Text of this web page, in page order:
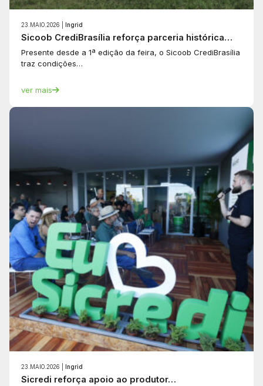
23.MAIO.2026 | Ingrid
Sicoob CrediBrasília reforça parceria histórica…
Presente desde a 1ª edição da feira, o Sicoob CrediBrasília
traz condições…
ver mais
23.MAIO.2026 | Ingrid
Sicredi reforça apoio ao produtor…